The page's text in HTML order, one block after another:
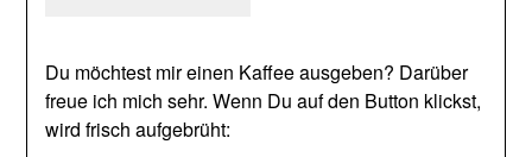
Du möchtest mir einen Kaffee ausgeben? Darüber
freue ich mich sehr. Wenn Du auf den Button klickst,
wird frisch aufgebrüht: